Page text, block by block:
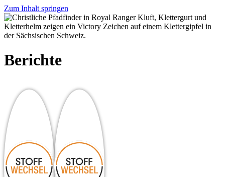
Zum Inhalt springen
Berichte